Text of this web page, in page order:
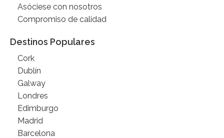
Asóciese con nosotros
Compromiso de calidad
Destinos Populares
Cork
Dublín
Galway
Londres
Edimburgo
Madrid
Barcelona